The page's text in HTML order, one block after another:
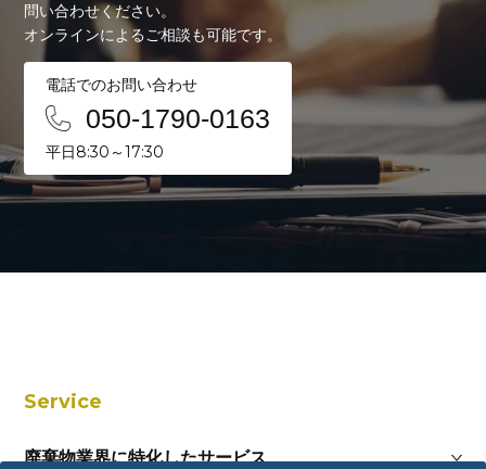
問い合わせください。
オンラインによるご相談も可能です。
電話でのお問い合わせ
050-1790-0163
平日8:30～17:30
Service
廃棄物業界に特化したサービス